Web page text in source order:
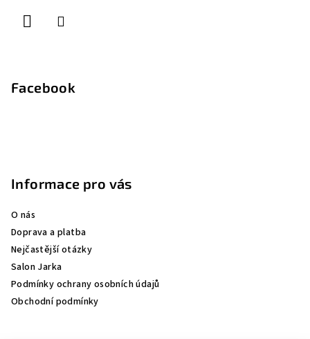
Facebook
Informace pro vás
O nás
Doprava a platba
Nejčastější otázky
Salon Jarka
Podmínky ochrany osobních údajů
Obchodní podmínky